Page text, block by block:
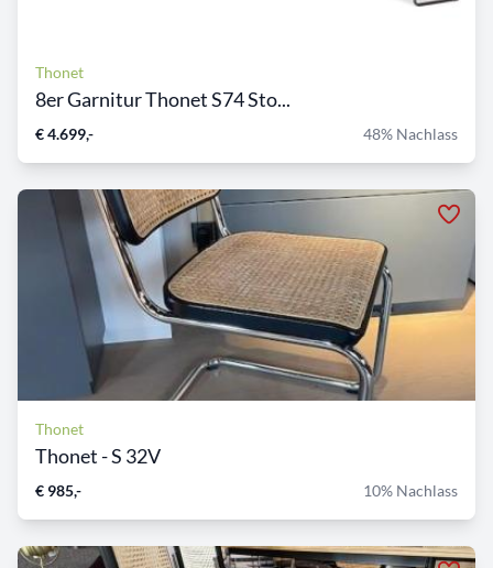
Thonet
8er Garnitur Thonet S74 Sto...
€ 4.699,- 48% Nachlass
Thonet
Thonet - S 32V
€ 985,- 10% Nachlass